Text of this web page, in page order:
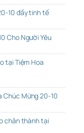
10 đầy tinh tế
Cho Người Yêu
tại Tiệm Hoa
Chúc Mừng 20-10
chân thành tại